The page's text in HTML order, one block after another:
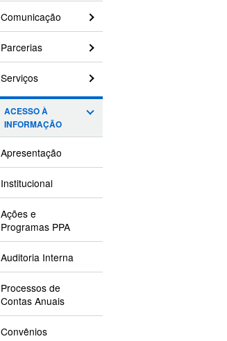
Comunicação
Parcerias
Serviços
ACESSO À
INFORMAÇÃO
Apresentação
Institucional
Ações e
Programas PPA
Auditoria Interna
Processos de
Contas Anuais
Convênios